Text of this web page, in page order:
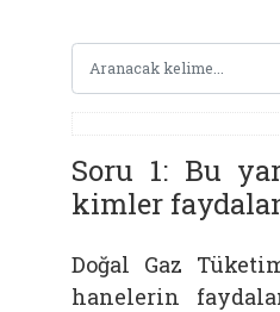
Soru 1: Bu
kimler
Doğal Gaz
hanelerin